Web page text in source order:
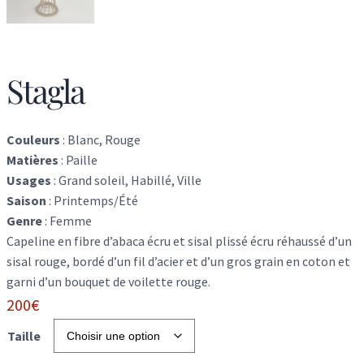
Stagla
Couleurs : Blanc, Rouge
Matières : Paille
Usages : Grand soleil, Habillé, Ville
Saison : Printemps/Été
Genre: Femme
Capeline en fibre d’abaca écru et sisal plissé écru réhaussé d’un
sisal rouge, bordé d’un fil d’acier et d’un gros grain en coton et
garni d’un bouquet de voilette rouge.
200€
Taille